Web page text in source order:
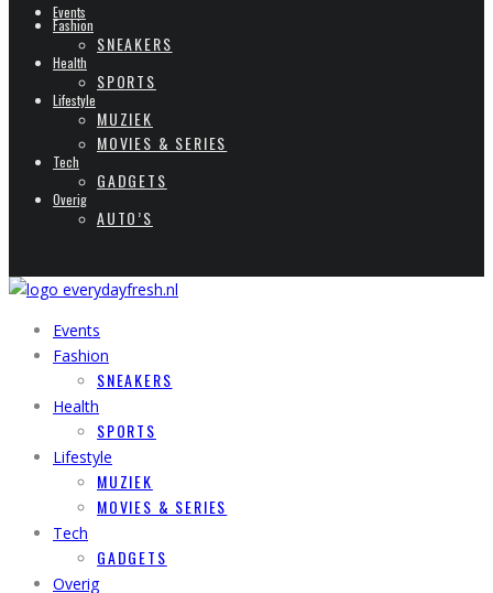
Events
Fashion
SNEAKERS
Health
SPORTS
Lifestyle
MUZIEK
MOVIES & SERIES
Tech
GADGETS
Overig
AUTO’S
Events
Fashion
SNEAKERS
Health
SPORTS
Lifestyle
MUZIEK
MOVIES & SERIES
Tech
GADGETS
Overig